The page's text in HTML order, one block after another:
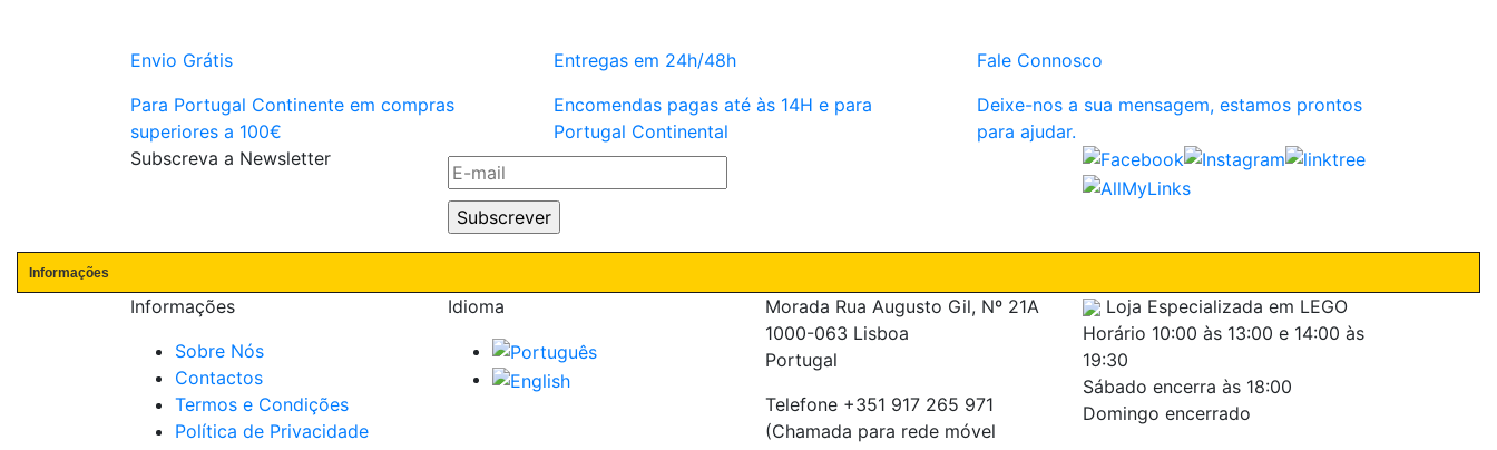
Envio Grátis
Para Portugal Continente em compras
superiores a 100€
Entregas em 24h/48h
Encomendas pagas até às 14H e para
Portugal Continental
Fale Connosco
Deixe-nos a sua mensagem, estamos prontos
para ajudar.
Subscreva a Newsletter
Informações
Informações
Sobre Nós
Contactos
Termos e Condições
Política de Privacidade
Idioma Morada Rua Augusto Gil, Nº 21A
1000-063 Lisboa
Portugal
Telefone +351 917 265 971
(Chamada para rede móvel
Loja Especializada em LEGO
Horário 10:00 às 13:00 e 14:00 às
19:30
Sábado encerra às 18:00
Domingo encerrado